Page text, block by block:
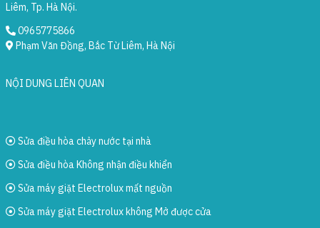
Liêm, Tp. Hà Nội.
0965775866
Phạm Văn Đồng, Bắc Từ Liêm, Hà Nội
NỘI DUNG LIÊN QUAN
Sửa điều hòa chảy nước tại nhà
Sửa điều hòa Không nhận điều khiển
Sửa máy giặt Electrolux mất nguồn
Sửa máy giặt Electrolux không Mở được cửa